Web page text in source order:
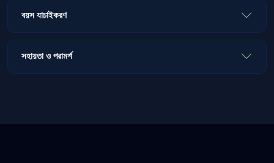
বয়স যাচাইকরণ
সহায়তা ও পরামর্শ